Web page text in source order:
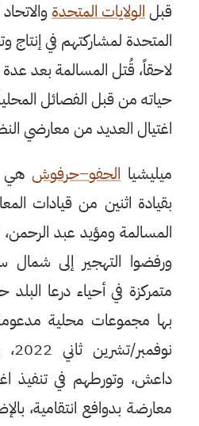
قبل الولايات المتحدة
المتحدة لمشاركتهم في إنتاج
لاحقاً، قُتل المسالمة بعد
حياته من قبل الفصائل
اغتيال العديد من معارضي
ميليشيا الحفو–حرفوشهي
بقيادة اثنين من قيادات
المسالمة ومؤيد عبد
ورفضوا التهجير إلى شمال
متمركزة في أحياء درعا البلد
بها مجموعات محلية
داعش، وتورطهم في تنفيذ
معارضة بدوافع انتقامية،